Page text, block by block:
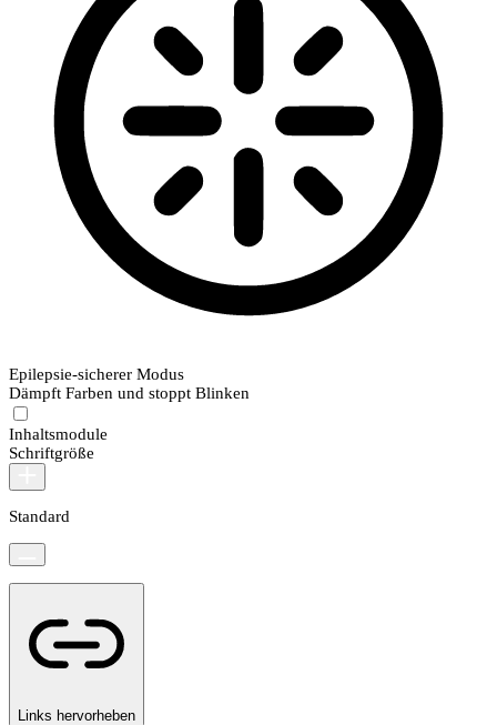
Epilepsie-sicherer Modus
Dämpft Farben und stoppt Blinken
Inhaltsmodule
Schriftgröße
Standard
Links hervorheben